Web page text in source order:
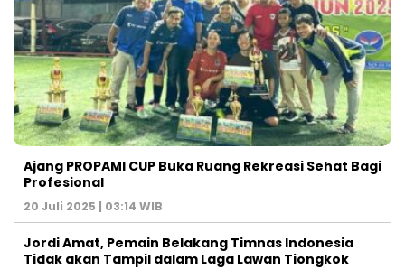
Ajang PROPAMI CUP Buka Ruang Rekreasi Sehat Bagi
Profesional
20 Juli 2025 | 03:14 WIB
Jordi Amat, Pemain Belakang Timnas Indonesia
Tidak akan Tampil dalam Laga Lawan Tiongkok